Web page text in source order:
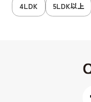
4LDK
5LDK以上